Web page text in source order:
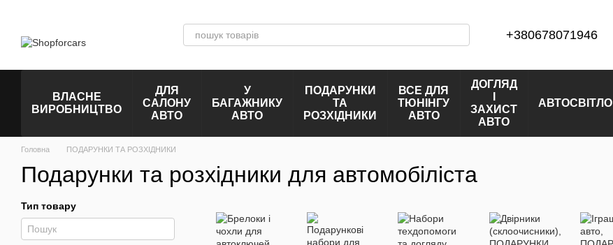
+380678071946
ВЛАСНЕ
ВИРОБНИЦТВО
ДЛЯ
САЛОНУ
АВТО
У
БАГАЖНИКУ
АВТО
ПОДАРУНКИ
ТА
РОЗХІДНИКИ
ВСЕ ДЛЯ
ТЮНІНГУ
АВТО
ДОГЛЯД
ЗАХИСТ
АВТО
АВТОСВІТЛО
Головна ПОДАРУНКИ ТА РОЗХІДНИКИ
Подарунки та розхідники для автомобіліста
Тип товару